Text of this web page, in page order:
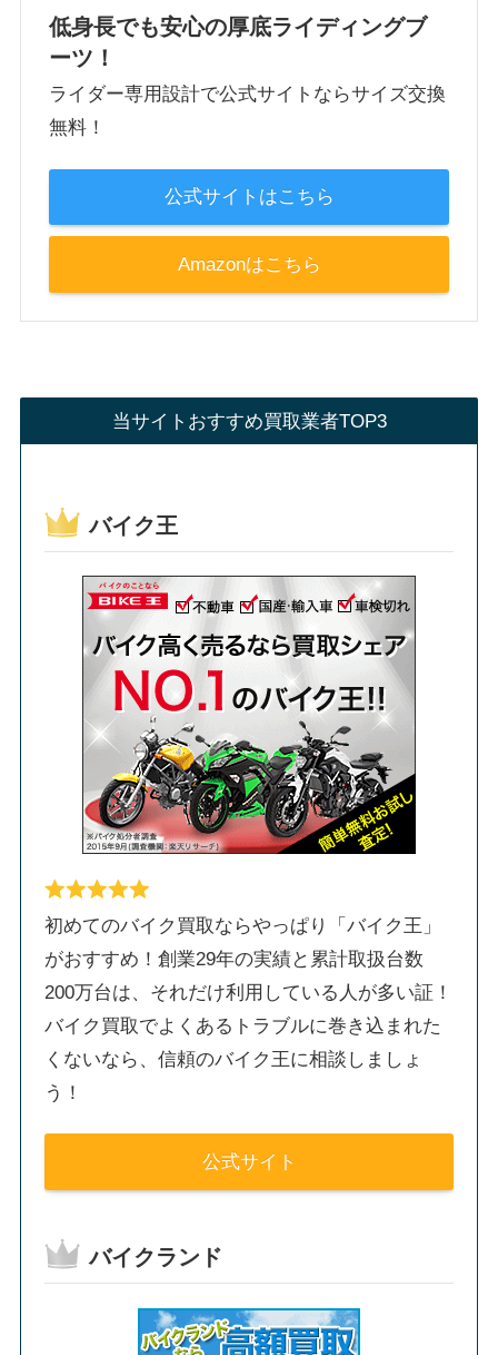
低身長でも安心の厚底ライディングブ
ーツ！
ライダー専用設計で公式サイトならサイズ交換
無料！
公式サイトはこちら
Amazonはこちら
当サイトおすすめ買取業者TOP3
バイク王
初めてのバイク買取ならやっぱり「バイク王」
がおすすめ！創業29年の実績と累計取扱台数
200万台は、それだけ利用している人が多い証！
バイク買取でよくあるトラブルに巻き込まれた
くないなら、信頼のバイク王に相談しましょ
う！
公式サイト
バイクランド